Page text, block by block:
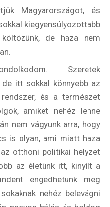
Magyarországot, és
kiegyensúlyozottabb
de haza nem
Szeretek
itt sokkal könnyebb az
és a természet
amiket nehéz lenne
nem vágyunk arra, hogy
is olyan, ami miatt haza
az otthoni politikai helyzet
az életünk itt, kinyílt a
engedhetünk meg
nehéz belevágni